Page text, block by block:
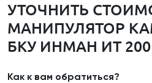
УТОЧНИТЬ
МАНИПУЛЯТОР
БКУ ИНМАН ИТ 200​
Как к вам обратиться?